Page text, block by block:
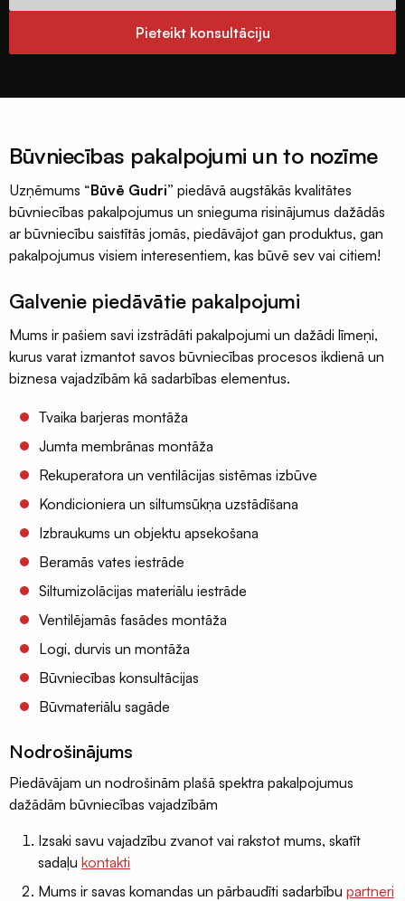
Pieteikt konsultāciju
Būvniecības pakalpojumi un to nozīme
Uzņēmums “Būvē Gudri” piedāvā augstākās kvalitātes
būvniecības pakalpojumus un snieguma risinājumus dažādās
ar būvniecību saistītās jomās, piedāvājot gan produktus, gan
pakalpojumus visiem interesentiem, kas būvē sev vai citiem!
Galvenie piedāvātie pakalpojumi
Mums ir pašiem savi izstrādāti pakalpojumi un dažādi līmeņi,
kurus varat izmantot savos būvniecības procesos ikdienā un
biznesa vajadzībām kā sadarbības elementus.
Tvaika barjeras montāža
Jumta membrānas montāža
Rekuperatora un ventilācijas sistēmas izbūve
Kondicioniera un siltumsūkņa uzstādīšana
Izbraukums un objektu apsekošana
Beramās vates iestrāde
Siltumizolācijas materiālu iestrāde
Ventilējamās fasādes montāža
Logi, durvis un montāža
Būvniecības konsultācijas
Būvmateriālu sagāde
Nodrošinājums
Piedāvājam un nodrošinām plašā spektra pakalpojumus
dažādām būvniecības vajadzībām
Izsaki savu vajadzību zvanot vai rakstot mums, skatīt
sadaļu kontakti
Mums ir savas komandas un pārbaudīti sadarbību partneri